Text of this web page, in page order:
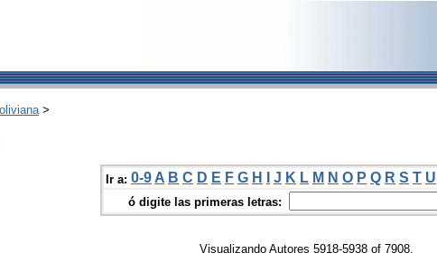
>
Ir a: 0-9 A B C D E F G H J K L M N O P Q R S T U
ó digite las primeras letras:
Visualizando Autores 5918-5938 of 7908.